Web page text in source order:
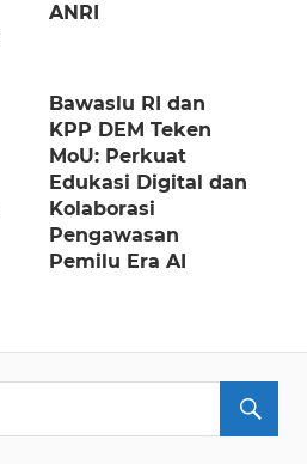
ANRI
Bawaslu RI dan
KPP DEM Teken
MoU: Perkuat
Edukasi Digital dan
Kolaborasi
Pengawasan
Pemilu Era AI